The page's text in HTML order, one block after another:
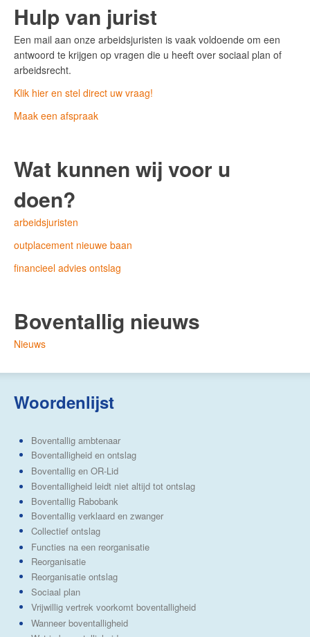
Hulp van jurist
Een mail aan onze arbeidsjuristen is vaak voldoende om een
antwoord te krijgen op vragen die u heeft over sociaal plan of
arbeidsrecht.
Klik hier en stel direct uw vraag!
Maak een afspraak
Wat kunnen wij voor u
doen?
arbeidsjuristen
outplacement nieuwe baan
financieel advies ontslag
Boventallig nieuws
Nieuws
Woordenlijst
Boventallig ambtenaar
Boventalligheid en ontslag
Boventallig en OR-Lid
Boventalligheid leidt niet altijd tot ontslag
Boventallig Rabobank
Boventallig verklaard en zwanger
Collectief ontslag
Functies na een reorganisatie
Reorganisatie
Reorganisatie ontslag
Sociaal plan
Vrijwillig vertrek voorkomt boventalligheid
Wanneer boventalligheid